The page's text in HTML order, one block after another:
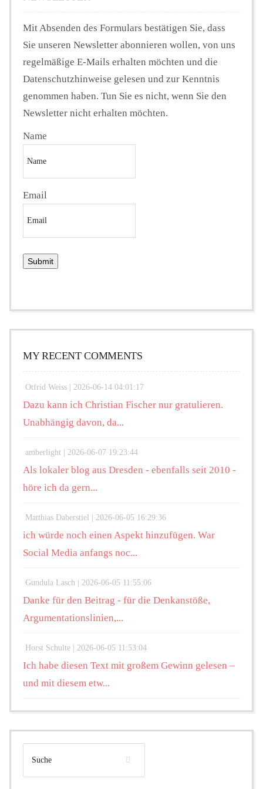
Mit Absenden des Formulars bestätigen Sie, dass
Sie unseren Newsletter abonnieren wollen, von uns
regelmäßige E-Mails erhalten möchten und die
Datenschutzhinweise gelesen und zur Kenntnis
genommen haben. Tun Sie es nicht, wenn Sie den
Newsletter nicht erhalten möchten.
Name
Email
MY RECENT COMMENTS
Otfrid Weiss | 2026-06-14 04:01:17
Dazu kann ich Christian Fischer nur gratulieren.
Unabhängig davon, da...
amberlight | 2026-06-07 19:23:44
Als lokaler blog aus Dresden - ebenfalls seit 2010 -
höre ich da gern...
Matthias Daberstiel | 2026-06-05 16:29:36
ich würde noch einen Aspekt hinzufügen. War
Social Media anfangs noc...
Gundula Lasch | 2026-06-05 11:55:06
Danke für den Beitrag - für die Denkanstöße,
Argumentationslinien,...
Horst Schulte | 2026-06-05 11:53:04
Ich habe diesen Text mit großem Gewinn gelesen –
und mit diesem etw...